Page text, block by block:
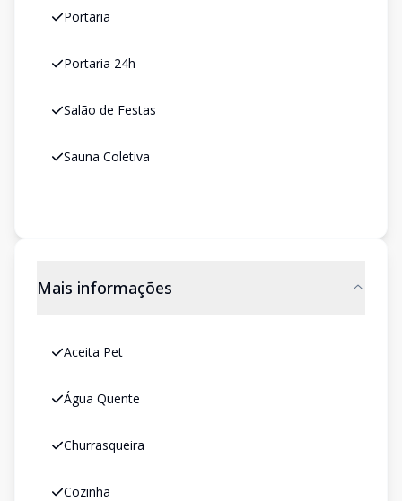
Portaria
Portaria 24h
Salão de Festas
Sauna Coletiva
Mais informações
Aceita Pet
Água Quente
Churrasqueira
Cozinha